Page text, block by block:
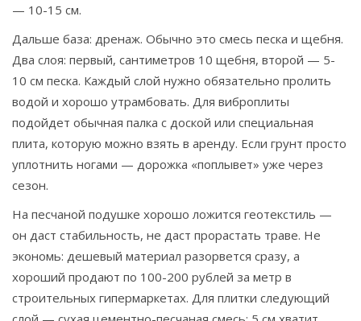
— 10-15 см.
Дальше база: дренаж. Обычно это смесь песка и щебня.
Два слоя: первый, сантиметров 10 щебня, второй — 5-
10 см песка. Каждый слой нужно обязательно пролить
водой и хорошо утрамбовать. Для виброплиты
подойдет обычная палка с доской или специальная
плита, которую можно взять в аренду. Если грунт просто
уплотнить ногами — дорожка «поплывет» уже через
сезон.
На песчаной подушке хорошо ложится геотекстиль —
он даст стабильность, не даст прорастать траве. Не
экономь: дешевый материал разорвется сразу, а
хороший продают по 100-200 рублей за метр в
строительных гипермаркетах. Для плитки следующий